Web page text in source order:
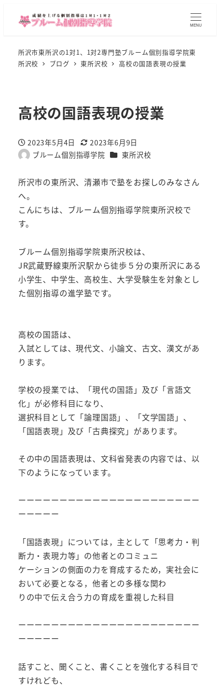
MENU
所沢市東所沢の1対1、1対2専門塾ブルーム個別指導学院東
所沢校
ブログ 東所沢校 高校の国語表現の授業
高校の国語表現の授業
投稿日
2023年5月4日
更新日
2023年6月9日
著
ブルーム個別指導学院 カテゴリー
東所沢校
所沢市の東所沢、清瀬市で塾をお探しのみなさん
へ。
こんにちは、ブルーム個別指導学院東所沢校で
す。
ブルーム個別指導学院東所沢校は、
JR武蔵野線東所沢駅から徒歩５分の東所沢にある
小学生、中学生、高校生、大学受験生を対象とし
た個別指導の進学塾です。
高校の国語は、
入試としては、現代文、小論文、古文、漢文があ
ります。
学校の授業では、「現代の国語」及び「言語文
化」が必修科目になり、
選択科目として「論理国語」、「文学国語」、
「国語表現」及び「古典探究」があります。
その中の国語表現は、文科省発表の内容では、以
下のようになっています。
ーーーーーーーーーーーーーーーーーーーーーー
ーーーーー
「国語表現」については，主として「思考力・判
断力・表現力等」の他者とのコミュニ
ケーションの側面の力を育成するため，実社会に
おいて必要となる，他者との多様な関わ
りの中で伝え合う力の育成を重視した科目
ーーーーーーーーーーーーーーーーーーーーーー
ーーーーー
話すこと、聞くこと、書くことを強化する科目で
すけれども、